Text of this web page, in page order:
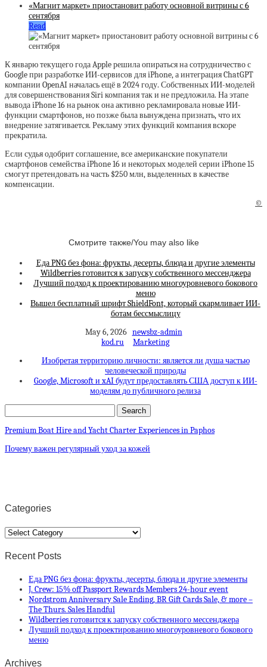
«Магнит маркет» приостановит работу основной витрины с 6
сентября
Read
К январю текущего года Apple решила опираться на сотрудничество с
Google при разработке ИИ-сервисов для iPhone, а интеграция ChatGPT
компании OpenAI началась ещё в 2024 году. Собственных ИИ-моделей
для совершенствования Siri компания так и не предложила. На этапе
вывода iPhone 16 на рынок она активно рекламировала новые ИИ-
функции смартфонов, но позже была вынуждена признать, что их
внедрение затягивается. Рекламу этих функций компания вскоре
прекратила.
Если судья одобрит соглашение, все американские покупатели
смартфонов семейства iPhone 16 и некоторых моделей серии iPhone 15
смогут претендовать на часть $250 млн, выделенных в качестве
компенсации.
©
Смотрите также/You may also like
Еда PNG без фона: фрукты, десерты, блюда и другие элементы
Wildberries готовится к запуску собственного мессенджера
Лучший подход к проектированию многоуровневого бокового
меню
Вышел бесплатный шрифт ShieldFont, который скармливает ИИ-
ботам бессмыслицу
May 6, 2026 newsbz-admin
kod.ru
Marketing
Изобретая территорию личности: является ли душа частью
человеческой природы
Google, Microsoft и xAI будут предоставлять США доступ к ИИ-
моделям до публичного релиза
Premium Boat Hire and Yacht Charter Experiences in Paphos
Почему важен регулярный уход за кожей
Categories
Categories
Recent Posts
Еда PNG без фона: фрукты, десерты, блюда и другие элементы
J. Crew: 15% off Passport Rewards Members 24-hour event
Nordstrom Anniversary Sale Ending, BR Gift Cards Sale, & more –
The Thurs. Sales Handful
Wildberries готовится к запуску собственного мессенджера
Лучший подход к проектированию многоуровневого бокового
меню
Archives